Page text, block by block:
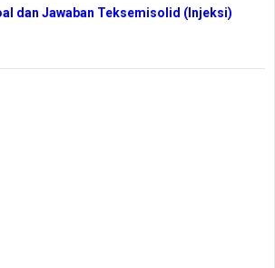
dan Jawaban Teksemisolid (Injeksi)